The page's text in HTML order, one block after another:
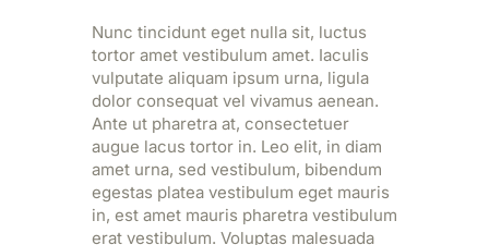
Nunc tincidunt eget nulla sit, luctus
tortor amet vestibulum amet. Iaculis
vulputate aliquam ipsum urna, ligula
dolor consequat vel vivamus aenean.
Ante ut pharetra at, consectetuer
augue lacus tortor in. Leo elit, in diam
amet urna, sed vestibulum, bibendum
egestas platea vestibulum eget mauris
in, est amet mauris pharetra vestibulum
erat vestibulum. Voluptas malesuada